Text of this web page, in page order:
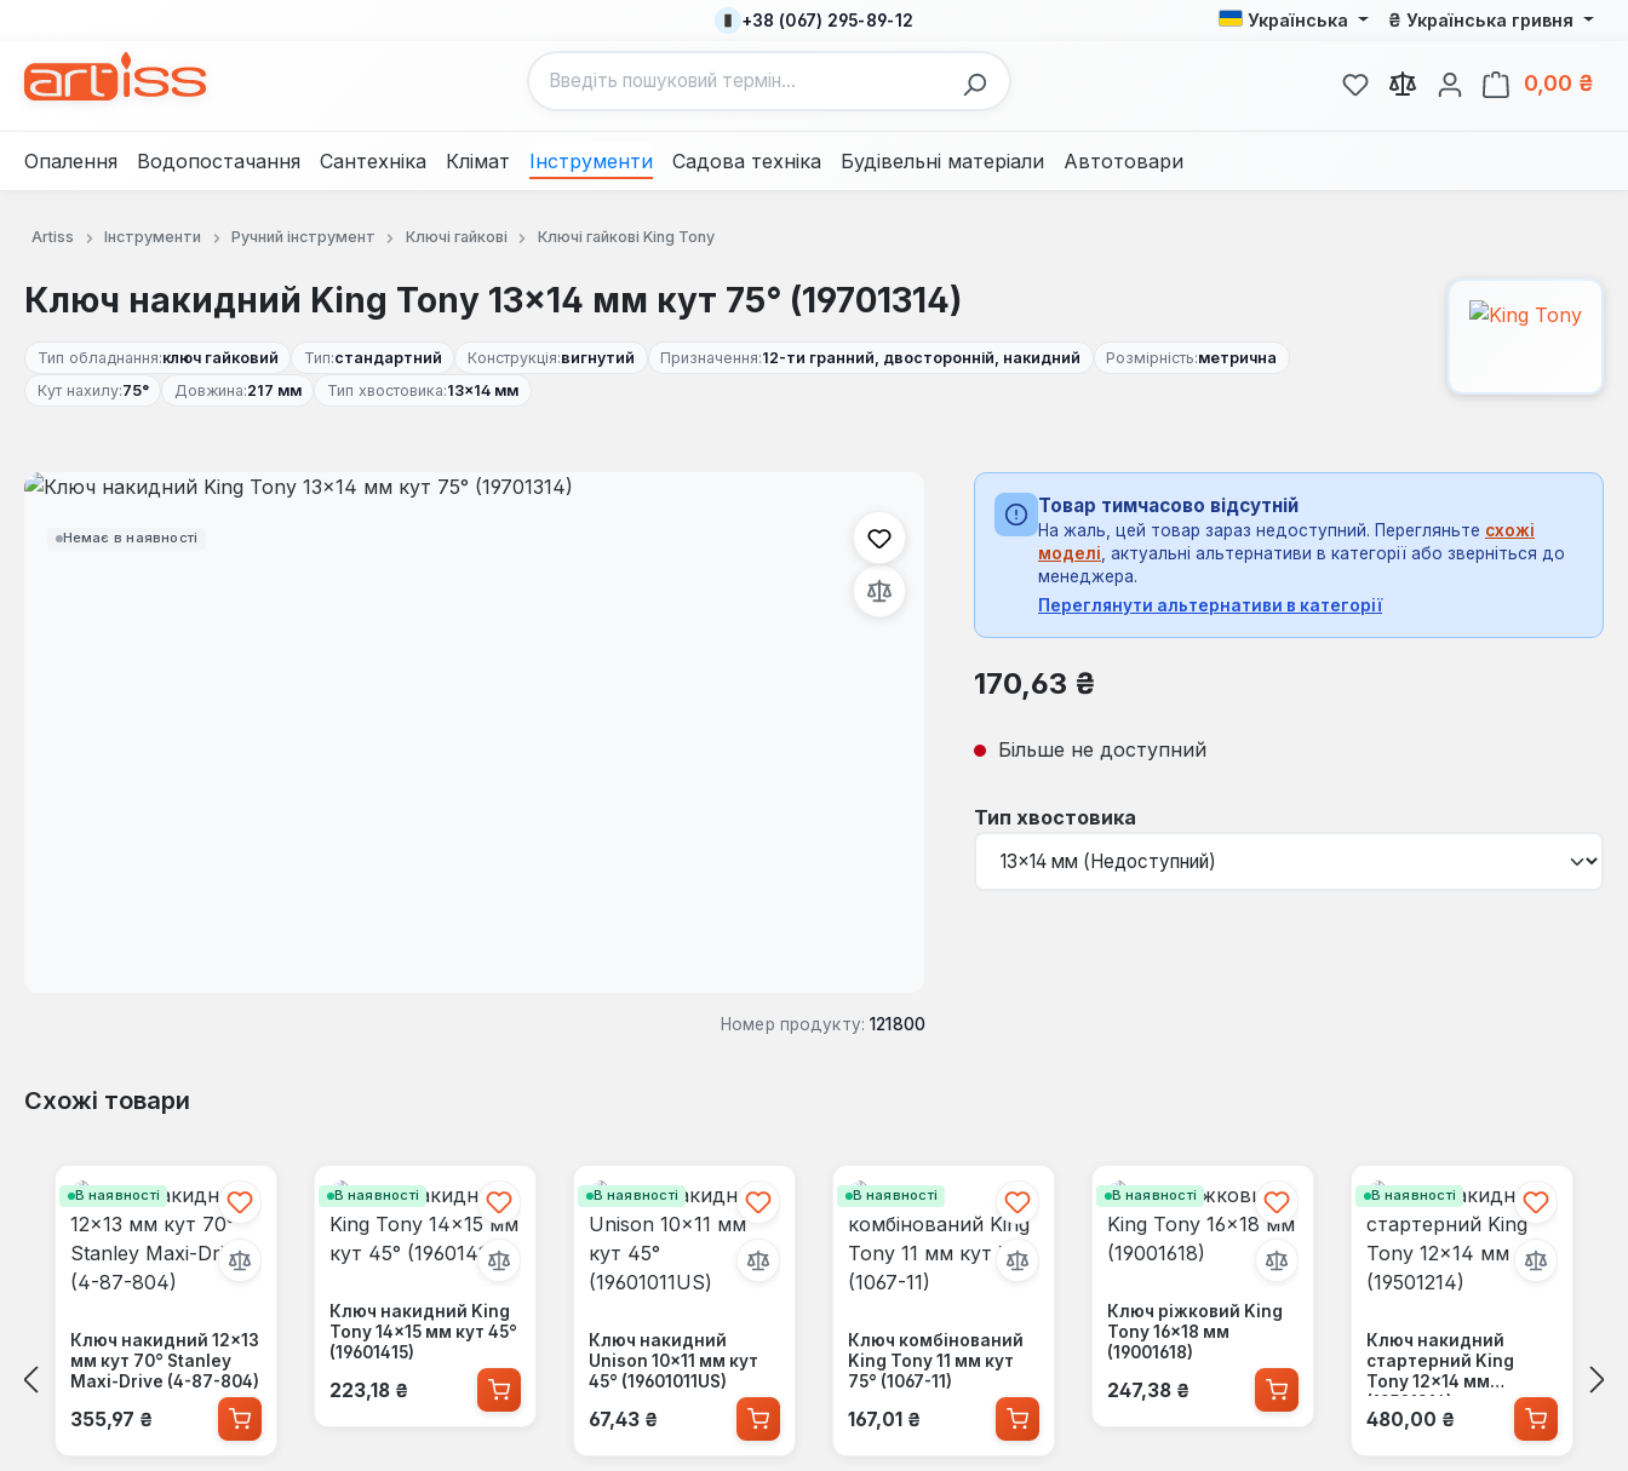
+38 (067) 295-89-12 Українська ₴ Українська гривня
У вас є 0 у списку бажань
0,00 ₴
Опалення Водопостачання Сантехніка Клімат Інструменти Садова техніка Будівельні матеріали Автотовари
Artiss Інструменти Ручний інструмент Ключі гайкові Ключі гайкові King Tony
Ключ накидний King Tony 13×14 мм кут 75° (19701314)
Тип обладнання:ключ гайковий Тип:стандартний Конструкція:вигнутий Призначення:12-ти гранний, двосторонній, накидний Розмірність:метрична
Кут нахилу:75° Довжина:217 мм Тип хвостовика:13×14 мм
Немає в наявності
Пропустити галерею зображень
Номер продукту: 121800
Товар тимчасово відсутній
На жаль, цей товар зараз недоступний. Перегляньте схожі
моделі , актуальні альтернативи в категорії або зверніться до
менеджера.
Переглянути альтернативи в категорії
Звичайна ціна:
170,63 ₴
Більше не доступний
Виберіть
Тип хвостовика
Схожі товари
В наявності
Ключ накидний 12×13
мм кут 70° Stanley
Maxi-Drive (4-87-804)
Звичайна ціна:
355,97 ₴
В наявності
Ключ накидний King
Tony 14×15 мм кут 45°
(19601415)
Звичайна ціна:
223,18 ₴
В наявності
Ключ накидний
Unison 10×11 мм кут
45° (19601011US)
Звичайна ціна:
67,43 ₴
В наявності
Ключ комбінований
King Tony 11 мм кут
75° (1067-11)
Звичайна ціна:
167,01 ₴
В наявності
Ключ ріжковий King
Tony 16×18 мм
(19001618)
Звичайна ціна:
247,38 ₴
В наявності
Ключ накидний
стартерний King
Tony 12×14 мм
(19501214)
Звичайна ціна:
480,00 ₴